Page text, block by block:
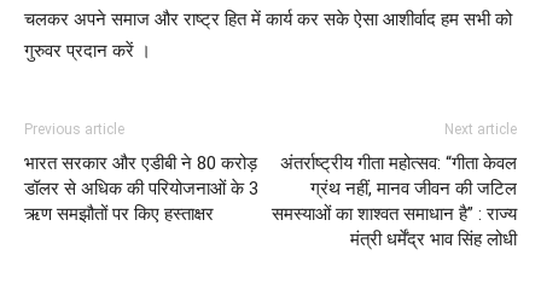
चलकर अपने समाज और राष्ट्र हित में कार्य कर सके ऐसा आशीर्वाद हम सभी को
गुरुवर प्रदान करें ।
Previous article
भारत सरकार और एडीबी ने 80 करोड़
डॉलर से अधिक की परियोजनाओं के 3
ऋण समझौतों पर किए हस्ताक्षर
Next article
अंतर्राष्ट्रीय गीता महोत्सव: “गीता केवल
ग्रंथ नहीं, मानव जीवन की जटिल
समस्याओं का शाश्वत समाधान है” : राज्य
मंत्री धर्मेंद्र भाव सिंह लोधी